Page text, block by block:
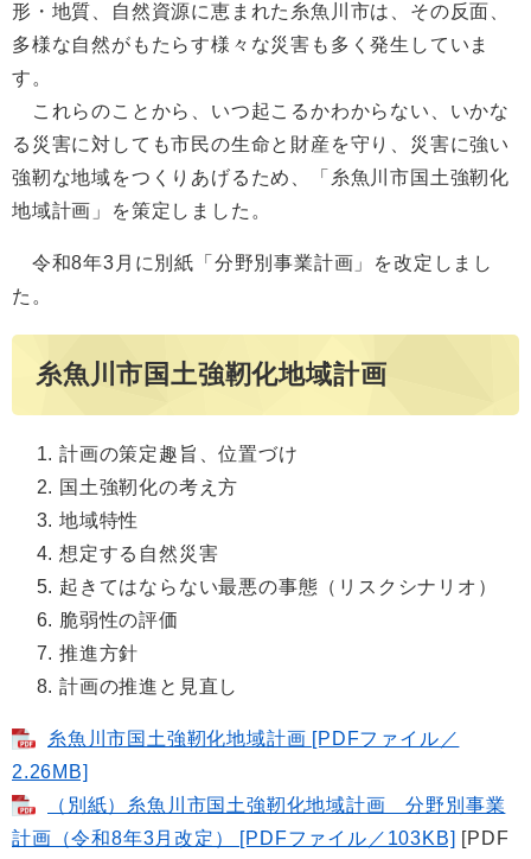
形・地質、自然資源に恵まれた糸魚川市は、その反面、
多様な自然がもたらす様々な災害も多く発生していま
す。
これらのことから、いつ起こるかわからない、いかな
る災害に対しても市民の生命と財産を守り、災害に強い
強靭な地域をつくりあげるため、「糸魚川市国土強靭化
地域計画」を策定しました。
令和8年3月に別紙「分野別事業計画」を改定しまし
た。
糸魚川市国土強靭化地域計画
計画の策定趣旨、位置づけ
国土強靭化の考え方
地域特性
想定する自然災害
起きてはならない最悪の事態（リスクシナリオ）
脆弱性の評価
推進方針
計画の推進と見直し
糸魚川市国土強靭化地域計画 [PDFファイル／
2.26MB]
（別紙）糸魚川市国土強靭化地域計画 分野別事業
計画（令和8年3月改定） [PDFファイル／103KB] [PDF